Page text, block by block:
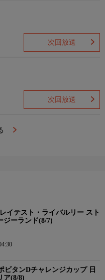
次回放送
次回放送
る
イテスト・ライバルリー スト
ジーランド(8/7)
ビタンDチャレンジカップ 日
ア(8/8)